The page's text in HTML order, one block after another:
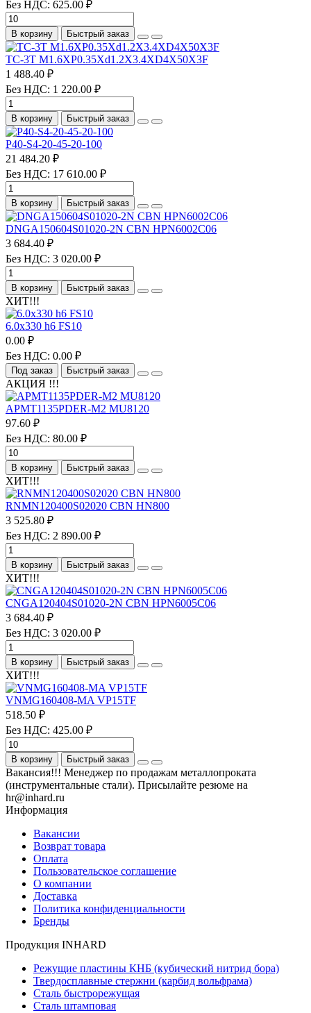
Без НДС: 625.00 ₽
В корзину Быстрый заказ
TC-3T M1.6XP0.35Xd1.2X3.4XD4X50X3F
1 488.40 ₽
Без НДС: 1 220.00 ₽
В корзину Быстрый заказ
P40-S4-20-45-20-100
21 484.20 ₽
Без НДС: 17 610.00 ₽
В корзину Быстрый заказ
DNGA150604S01020-2N CBN HPN6002C06
3 684.40 ₽
Без НДС: 3 020.00 ₽
В корзину Быстрый заказ
ХИТ!!!
6.0х330 h6 FS10
0.00 ₽
Без НДС: 0.00 ₽
Под заказ Быстрый заказ
АКЦИЯ !!!
APMT1135PDER-M2 MU8120
97.60 ₽
Без НДС: 80.00 ₽
В корзину Быстрый заказ
ХИТ!!!
RNMN120400S02020 CBN HN800
3 525.80 ₽
Без НДС: 2 890.00 ₽
В корзину Быстрый заказ
ХИТ!!!
CNGA120404S01020-2N CBN HPN6005C06
3 684.40 ₽
Без НДС: 3 020.00 ₽
В корзину Быстрый заказ
ХИТ!!!
VNMG160408-MA VP15TF
518.50 ₽
Без НДС: 425.00 ₽
В корзину Быстрый заказ
Вакансия!!! Менеджер по продажам металлопроката
(инструментальные стали). Присылайте резюме на
hr@inhard.ru
Информация
Вакансии
Возврат товара
Оплата
Пользовательское соглашение
О компании
Доставка
Политика конфиденциальности
Бренды
Продукция INHARD
Режущие пластины КНБ (кубический нитрид бора)
Твердосплавные стержни (карбид вольфрама)
Сталь быстрорежущая
Сталь штамповая